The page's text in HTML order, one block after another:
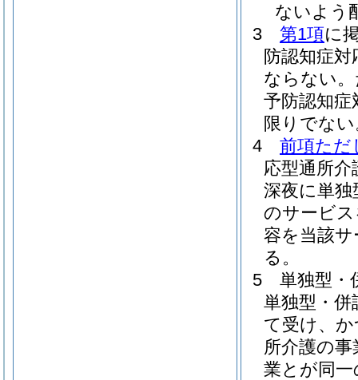
ないよう
3
第1項に
防認知症
ならない。
予防認知
限りでな
4
前項ただ
応型通所介
深夜に単独
のサービ
容を当該
る。
5
単独型・
単独型・併
て受け、
所介護の
業とが同